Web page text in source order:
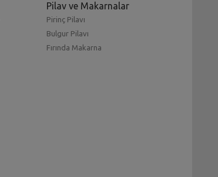
Pilav ve Makarnalar
Pirinç Pilavı
Bulgur Pilavı
Fırında Makarna